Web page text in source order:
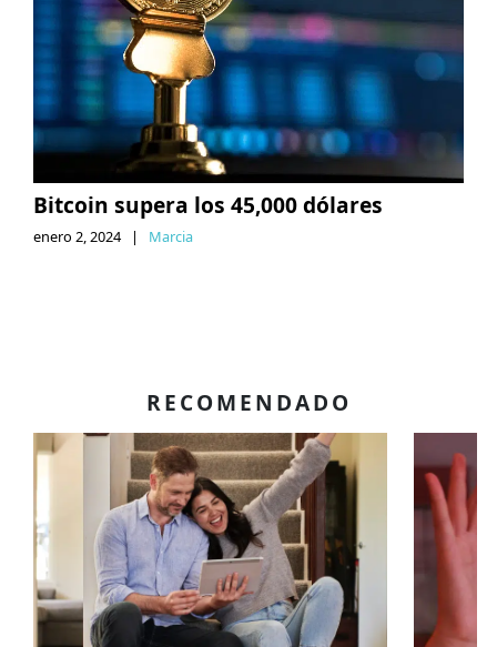
Bitcoin supera los 45,000 dólares
enero 2, 2024 | Marcia
RECOMENDADO